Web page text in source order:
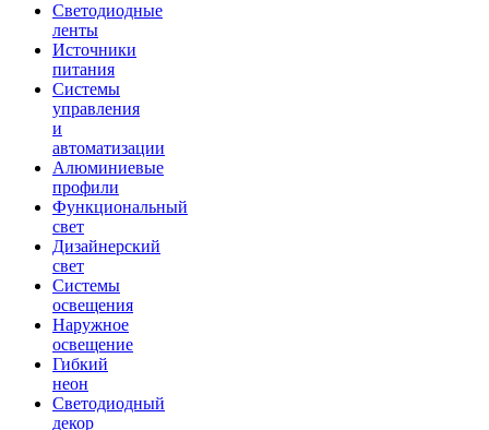
Светодиодные
ленты
Источники
питания
Системы
управления
и
автоматизации
Алюминиевые
профили
Функциональный
свет
Дизайнерский
свет
Системы
освещения
Наружное
освещение
Гибкий
неон
Светодиодный
декор